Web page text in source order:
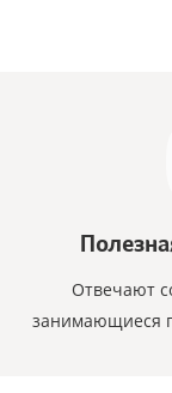
Отвечают
занимающиеся